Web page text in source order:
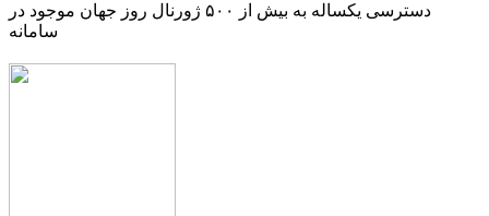
دسترسی یکساله به بیش از ۵۰۰ ژورنال روز جهان موجود در
سامانه